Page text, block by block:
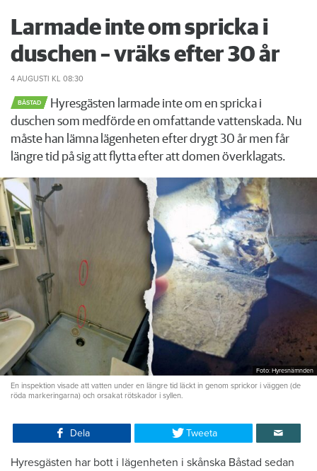
Larmade inte om spricka i
duschen – vräks efter 30 år
4 AUGUSTI KL 08:30
BÅSTAD
Hyresgästen larmade inte om en spricka i
duschen som medförde en omfattande vattenskada. Nu
måste han lämna lägenheten efter drygt 30 år men får
längre tid på sig att flytta efter att domen överklagats.
Foto: Hyresnämnden
En inspektion visade att vatten under en längre tid läckt in genom sprickor i väggen (de
röda markeringarna) och orsakat rötskador i syllen.
Dela Tweeta
Hyresgästen har bott i lägenheten i skånska Båstad sedan